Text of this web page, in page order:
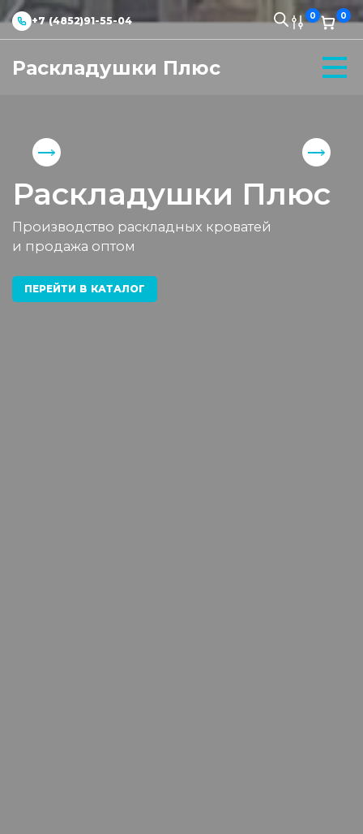
+7 (4852)91-55-04 0 0
Раскладушки Плюс
Раскладушки Плюс
Производство раскладных кроватей
и продажа оптом
ПЕРЕЙТИ В КАТАЛОГ